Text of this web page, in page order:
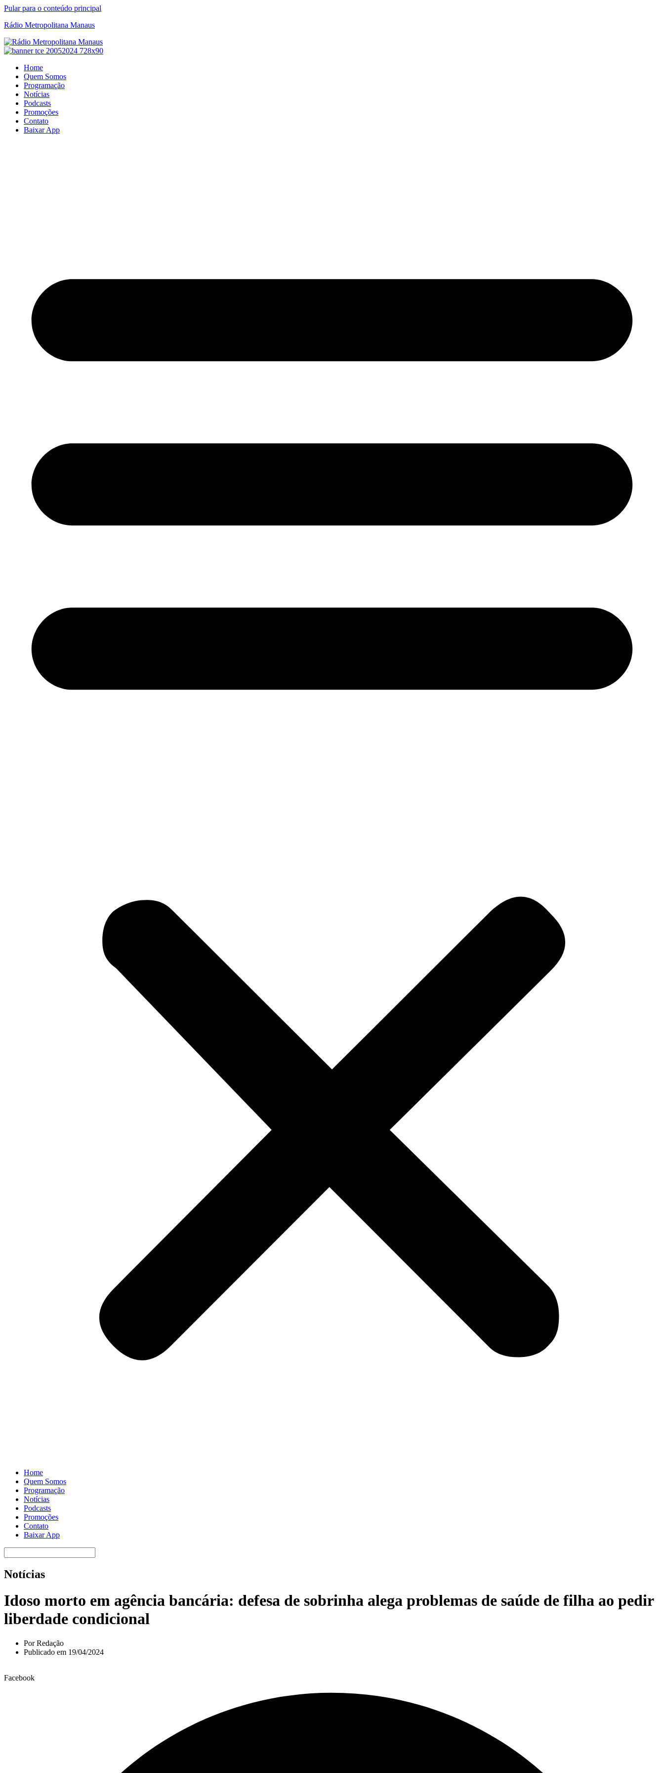
Pular para o conteúdo principal
Rádio Metropolitana Manaus
Home
Quem Somos
Programação
Notícias
Podcasts
Promoções
Contato
Baixar App
Home
Quem Somos
Programação
Notícias
Podcasts
Promoções
Contato
Baixar App
Notícias
Idoso morto em agência bancária: defesa de sobrinha alega problemas de saúde de filha ao pedir
liberdade condicional
PorRedação
Publicado em 19/04/2024
Facebook